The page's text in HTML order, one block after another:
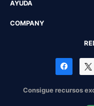
AYUDA
COMPANY
Consigue recursos